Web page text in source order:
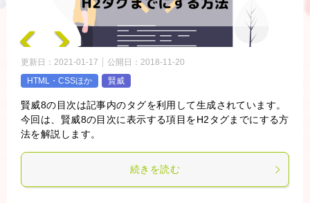
更新日： 2021-01-17 公開日： 2018-11-20
HTML・CSSほか
賢威
賢威8の目次は記事内のタグを利用して生成されています。
今回は、賢威8の目次に表示する項目をH2タグまでにする方
法を解説します。
続きを読む